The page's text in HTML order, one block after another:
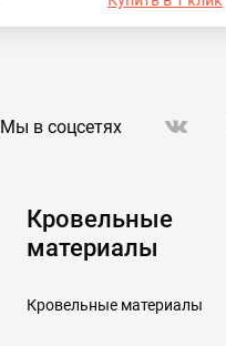
Мы в соцсетях
Кровельные
материалы
Кровельные материалы